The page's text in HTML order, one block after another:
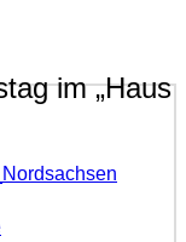
im „Haus